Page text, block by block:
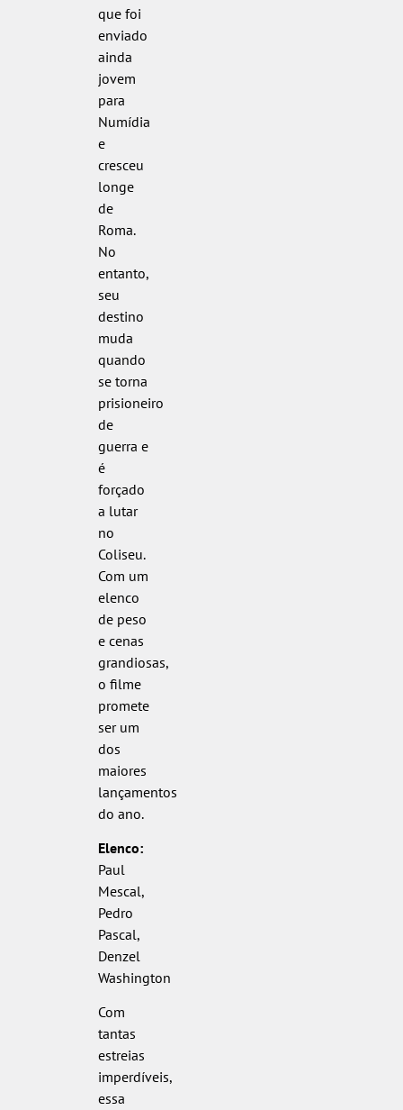
que foi
enviado
ainda
jovem
para
Numídia
e
cresceu
longe
de
Roma.
No
entanto,
seu
destino
muda
quando
se torna
prisioneiro
de
guerra e
é
forçado
a lutar
no
Coliseu.
Com um
elenco
de peso
e cenas
grandiosas,
o filme
promete
ser um
dos
maiores
lançamentos
do ano.
Elenco:
Paul
Mescal,
Pedro
Pascal,
Denzel
Washington
Com
tantas
estreias
imperdíveis,
essa